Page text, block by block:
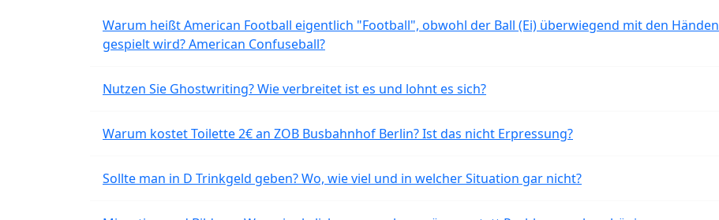
Warum heißt American Football eigentlich "Football", obwohl der Ball (Ei) überwiegend mit den Händen
gespielt wird? American Confuseball?
Nutzen Sie Ghostwriting? Wie verbreitet ist es und lohnt es sich?
Warum kostet Toilette 2€ an ZOB Busbahnhof Berlin? Ist das nicht Erpressung?
Sollte man in D Trinkgeld geben? Wo, wie viel und in welcher Situation gar nicht?